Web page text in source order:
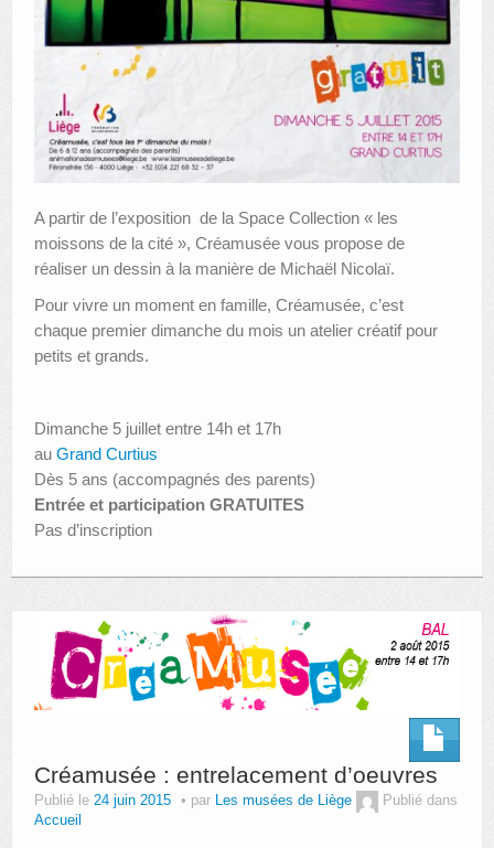
A partir de l’exposition de la Space Collection « les
moissons de la cité », Créamusée vous propose de
réaliser un dessin à la manière de Michaël Nicolaï.
Pour vivre un moment en famille, Créamusée, c’est
chaque premier dimanche du mois un atelier créatif pour
petits et grands.
Dimanche 5 juillet entre 14h et 17h
au Grand Curtius
Dès 5 ans (accompagnés des parents)
Entrée et participation GRATUITES
Pas d’inscription
Créamusée : entrelacement d’oeuvres
Publié le 24 juin 2015 par Les musées de Liège
Publié dans
Accueil